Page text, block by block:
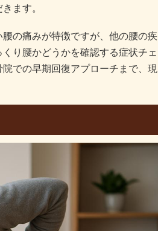
ます。
の痛みが特徴ですが、他の腰の疾
り腰かどうかを確認する症状チェ
での早期回復アプローチまで、現